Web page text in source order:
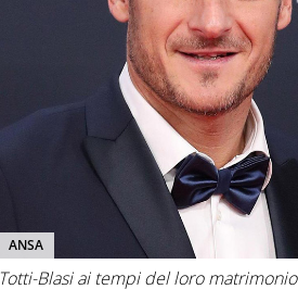
ANSA
Totti-Blasi ai tempi del loro matrimonio